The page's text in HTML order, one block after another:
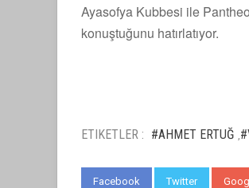
Ayasofya Kubbesi ile
konuştuğunu hatırlatıyor.
ETIKETLER : #AHMET ERTUĞ
Facebook Twitter